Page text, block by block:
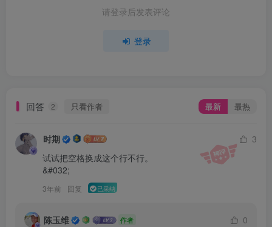
请登录后发表评论
登录
回答 2 只看作者 最新 最热
时期
3
试试把空格换成这个行不行。
&#032;
3年前 回复 已采纳
陈玉维 作者 0